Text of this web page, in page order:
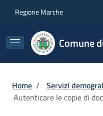
Regione Marche
Comune
Briciole di
Home / Servizi
Autenticare le copie di